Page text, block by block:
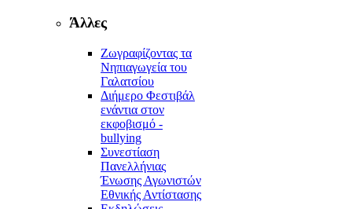
Άλλες
Ζωγραφίζοντας τα
Νηπιαγωγεία του
Γαλατσίου
Διήμερο Φεστιβάλ
ενάντια στον
εκφοβισμό -
bullying
Συνεστίαση
Πανελλήνιας
Ένωσης Αγωνιστών
Εθνικής Αντίστασης